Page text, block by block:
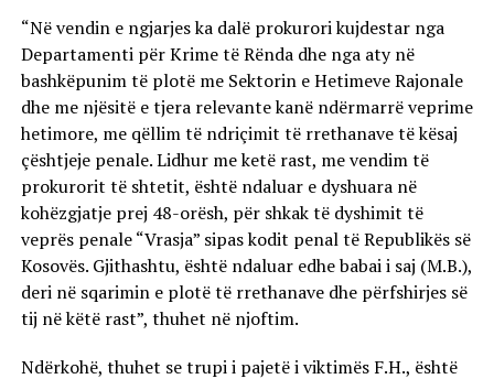
“Në vendin e ngjarjes ka dalë prokurori kujdestar nga
Departamenti për Krime të Rënda dhe nga aty në
bashkëpunim të plotë me Sektorin e Hetimeve Rajonale
dhe me njësitë e tjera relevante kanë ndërmarrë veprime
hetimore, me qëllim të ndriçimit të rrethanave të kësaj
çështjeje penale. Lidhur me ketë rast, me vendim të
prokurorit të shtetit, është ndaluar e dyshuara në
kohëzgjatje prej 48-orësh, për shkak të dyshimit të
veprës penale “Vrasja” sipas kodit penal të Republikës së
Kosovës. Gjithashtu, është ndaluar edhe babai i saj (M.B.),
deri në sqarimin e plotë të rrethanave dhe përfshirjes së
tij në këtë rast”, thuhet në njoftim.
Ndërkohë, thuhet se trupi i pajetë i viktimës F.H., është